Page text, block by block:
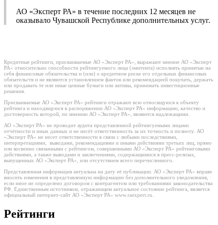
АО «Эксперт РА» в течение последних 12 месяцев не
оказывало Чувашской Республике дополнительных услуг.
Кредитные рейтинги, присваиваемые АО «Эксперт РА», выражают мнение АО «Эксперт
РА» относительно способности рейтингуемого лица (эмитента) исполнять принятые на
себя финансовые обязательства и (или) о кредитном риске его отдельных финансовых
обязательств и не являются установлением фактов или рекомендацией покупать, держать
или продавать те или иные ценные бумаги или активы, принимать инвестиционные
решения.
Присваиваемые АО «Эксперт РА» рейтинги отражают всю относящуюся к объекту
рейтинга и находящуюся в распоряжении АО «Эксперт РА» информацию, качество и
достоверность которой, по мнению АО «Эксперт РА», являются надлежащими.
АО «Эксперт РА» не проводит аудита представленной рейтингуемыми лицами
отчётности и иных данных и не несёт ответственность за их точность и полноту. АО
«Эксперт РА» не несет ответственности в связи с любыми последствиями,
интерпретациями, выводами, рекомендациями и иными действиями третьих лиц, прямо
или косвенно связанными с рейтингом, совершенными АО «Эксперт РА» рейтинговыми
действиями, а также выводами и заключениями, содержащимися в пресс-релизах,
выпущенных АО «Эксперт РА», или отсутствием всего перечисленного.
Представленная информация актуальна на дату её публикации. АО «Эксперт РА» вправе
вносить изменения в представленную информацию без дополнительного уведомления,
если иное не определено договором с контрагентом или требованиями законодательства
РФ. Единственным источником, отражающим актуальное состояние рейтинга, является
официальный интернет-сайт АО «Эксперт РА» www.raexpert.ru.
Рейтинги